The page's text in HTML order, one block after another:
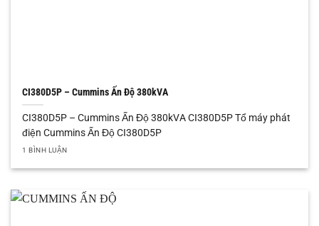
CI380D5P – Cummins Ấn Độ 380kVA
CI380D5P – Cummins Ấn Độ 380kVA CI380D5P Tổ máy phát
điện Cummins Ấn Độ CI380D5P
1 BÌNH LUẬN